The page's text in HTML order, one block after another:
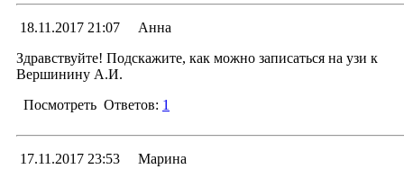
Заместитель главного врача гинекологических
Ответ
20.11.2017 16:47 Менеджер раздела
Уважаемая Ксения! Платные
оформляются через 21 кабинет, записаться можно
телефону 79-00-03 / 79-00-04, там же Вам расскажут
всех нюансах и подскажут стоимость.
18.11.2017 21:07
Анна
Здравствуйте! Подскажите, как можно записаться на узи к
Вершинину А.И.
Посмотреть Ответов: 1
Ответ
17.11.2017 23:53
Марина